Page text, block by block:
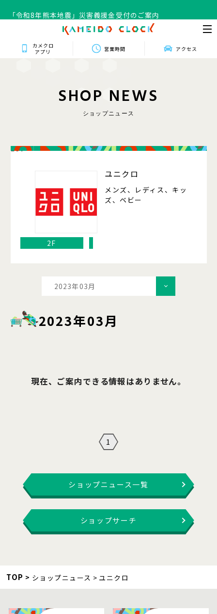
「令和8年熊本地震」災害義援金受付のご案内
カメクロ
アプリ
営業時間 アクセス
SHOP NEWS
ショップニュース
201
ユニクロ
メンズ、レディス、キッ
ズ、ベビー
2F
2023年03月
2023年03月
現在、ご案内できる情報はありません。
1
ショップニュース一覧
ショップサーチ
TOP ショップニュース ユニクロ